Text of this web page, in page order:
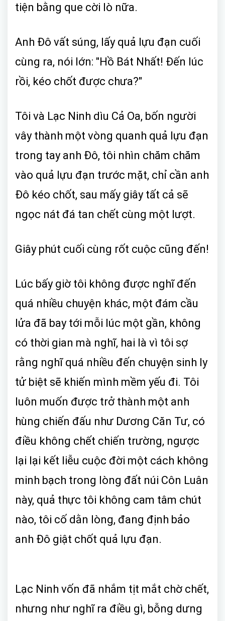
tiện bằng que cời lò nữa.
Anh Đô vất súng, lấy quả lựu đạn cuối
cùng ra, nói lớn: "Hồ Bát Nhất! Đến lúc
rồi, kéo chốt được chưa?"
Tôi và Lạc Ninh dìu Cả Oa, bốn người
vây thành một vòng quanh quả lựu đạn
trong tay anh Đô, tôi nhìn chăm chăm
vào quả lựu đạn trước mặt, chỉ cần anh
Đô kéo chốt, sau mấy giây tất cả sẽ
ngọc nát đá tan chết cùng một lượt.
Giây phút cuối cùng rốt cuộc cũng đến!
Lúc bấy giờ tôi không được nghĩ đến
quá nhiều chuyện khác, một đám cầu
lửa đã bay tới mỗi lúc một gần, không
có thời gian mà nghĩ, hai là vì tôi sợ
rằng nghĩ quá nhiều đến chuyện sinh ly
tử biệt sẽ khiến mình mềm yếu đi. Tôi
luôn muốn được trở thành một anh
hùng chiến đấu như Dương Căn Tư, có
điều không chết chiến trường, ngược
lại lại kết liễu cuộc đời một cách không
minh bạch trong lòng đất núi Côn Luân
này, quả thực tôi không cam tâm chút
nào, tôi cố dằn lòng, đang định bảo
anh Đô giật chốt quả lựu đạn.
Lạc Ninh vốn đã nhắm tịt mắt chờ chết,
nhưng như nghĩ ra điều gì, bỗng dưng